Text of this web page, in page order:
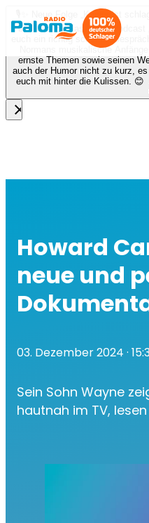
🎙️✨ Neue Folge „Keiner ist
bei Nora zu Gast beim Podcast
euch ein richtig schönes
Normans musikalische
ernste Themen sowie seinen
auch der Humor nicht zu kurz,
euch mit hinter die Kulissen. 😊
close
Howard
neue und
03. Dezember 2024 ·
Sein Sohn Wayne
hautnah im TV,